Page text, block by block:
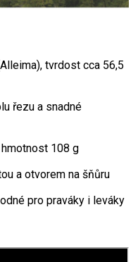
tvrdost cca 56,5
řezu a snadné
108 g
a otvorem na šňůru
pro praváky i leváky